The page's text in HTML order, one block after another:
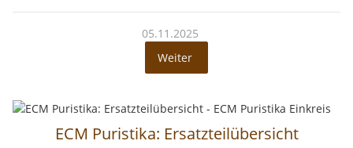
05.11.2025
Weiter
ECM Puristika: Ersatzteilübersicht